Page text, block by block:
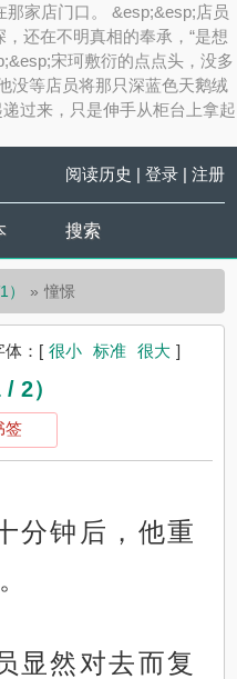
家店门口。 &esp;&esp;店员
还在不明真相的奉承，“是想
宋珂敷衍的点点头，没多
没等店员将那只深蓝色天鹅绒
过来，只是伸手从柜台上拿起
阅读历史 | 登录| 注册
搜索
憧憬
体： [ 很小 标准 很大 ]
2）
签
分钟后，他重
显然对去而复